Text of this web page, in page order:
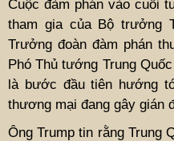
Cuộc đàm phán vào cuối
tham gia của Bộ trưởng
Trưởng đoàn đàm phán
Phó Thủ tướng Trung
là bước đầu tiên hướng
thương mại đang gây gián
Ông Trump tin rằng Trung